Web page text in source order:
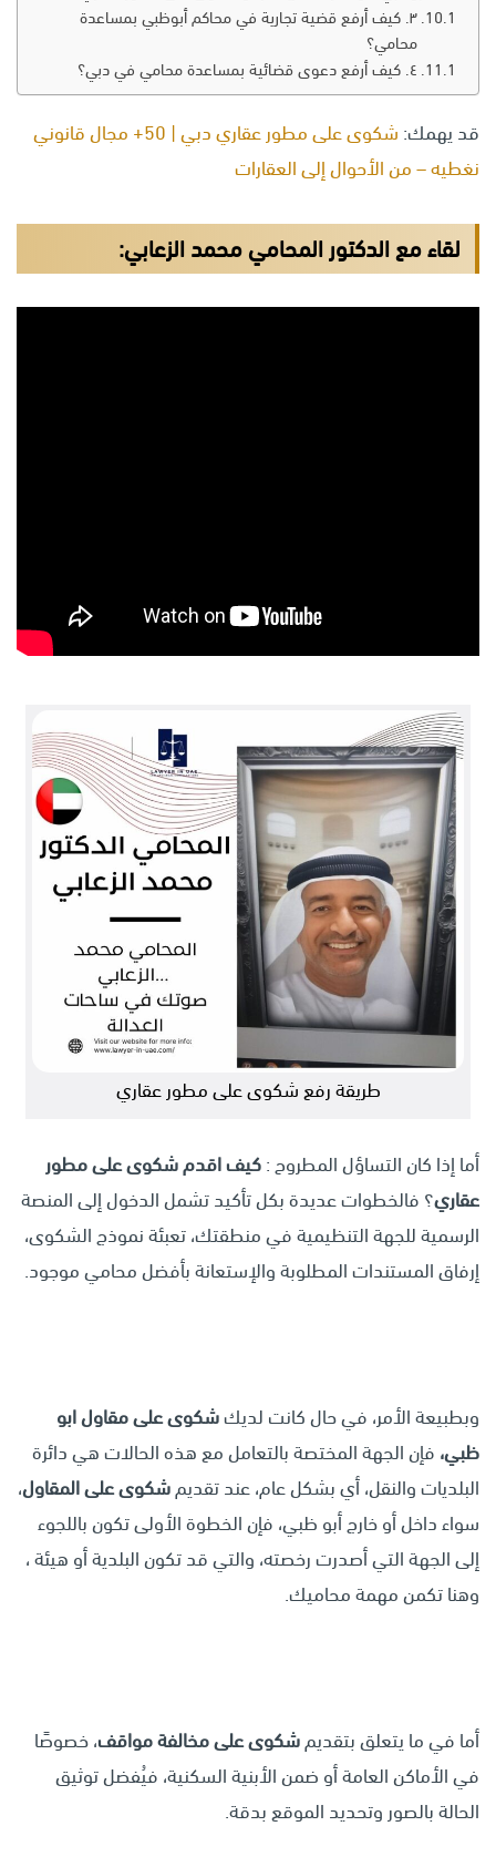
٣. كيف أرفع قضية تجارية في محاكم أبوظبي بمساعدة
محامي؟
٤. كيف أرفع دعوى قضائية بمساعدة محامي في دبي؟
قد يهمك:
شكوى على مطور عقاري دبي | 50+ مجال قانوني
نغطيه – من الأحوال إلى العقارات
لقاء مع الدكتور المحامي محمد الزعابي:
طريقة رفع شكوى على مطور عقاري
أما إذا كان التساؤل المطروح :كيف اقدم شكوى على مطور
عقاري؟ فالخطوات عديدة بكل تأكيد تشمل الدخول إلى المنصة
الرسمية للجهة التنظيمية في منطقتك، تعبئة نموذج الشكوى،
إرفاق المستندات المطلوبة والإستعانة بأفضل محامي موجود.
وبطبيعة الأمر، في حال كانت لديكشكوى على مقاول ابو
ظبي، فإن الجهة المختصة بالتعامل مع هذه الحالات هي دائرة
البلديات والنقل، أي بشكل عام، عند تقديمشكوى على المقاول،
سواء داخل أو خارج أبو ظبي، فإن الخطوة الأولى تكون باللجوء
إلى الجهة التي أصدرت رخصته، والتي قد تكون البلدية أو هيئة ،
وهنا تكمن مهمة محاميك.
أما في ما يتعلق بتقديمشكوى على مخالفة مواقف، خصوصًا
في الأماكن العامة أو ضمن الأبنية السكنية، فيُفضل توثيق
الحالة بالصور وتحديد الموقع بدقة.